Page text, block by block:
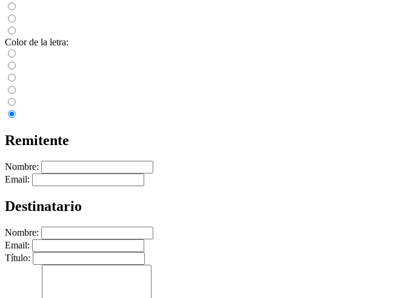
Color de la letra:
Remitente
Nombre:
Email:
Destinatario
Nombre:
Email:
Título: